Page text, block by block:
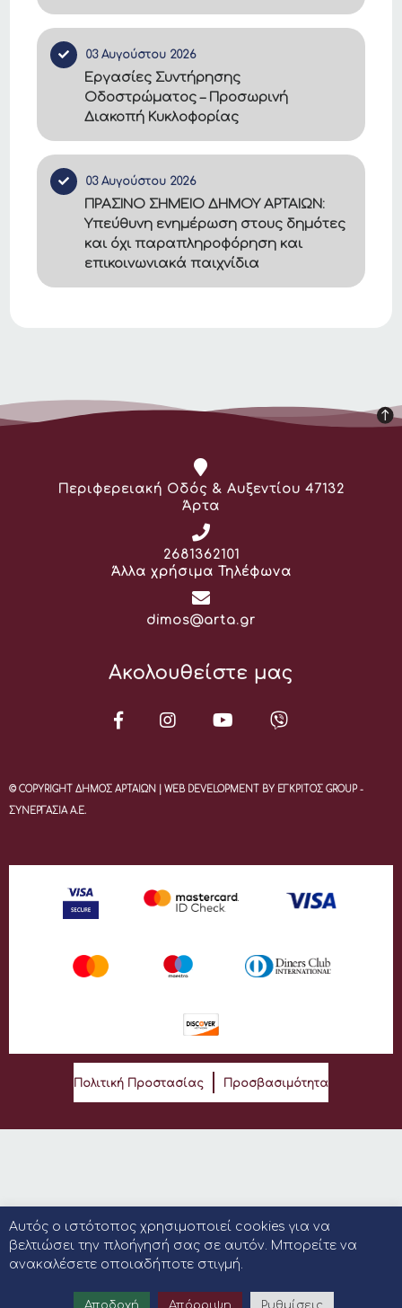
03 Αυγούστου 2026
Εργασίες Συντήρησης
Οδοστρώματος – Προσωρινή
Διακοπή Κυκλοφορίας
03 Αυγούστου 2026
ΠΡΑΣΙΝΟ ΣΗΜΕΙΟ ΔΗΜΟΥ ΑΡΤΑΙΩΝ:
Υπεύθυνη ενημέρωση στους δημότες
και όχι παραπληροφόρηση και
επικοινωνιακά παιχνίδια
Διεύθυνση:
Περιφερειακή Οδός & Αυξεντίου 47132
Άρτα
Τηλέφωνο:
2681362101
Άλλα χρήσιμα Τηλέφωνα
Email:
dimos@arta.gr
Ακολουθείστε μας
© COPYRIGHT ΔΗΜΟΣ ΑΡΤΑΙΩΝ | WEB DEVELOPMENT BY ΕΓΚΡΙΤΟΣ GROUP -
ΣΥΝΕΡΓΑΣΙΑ Α.Ε.
Πολιτική Προστασίας Προσβασιμότητα
Αυτός ο ιστότοπος χρησιμοποιεί cookies για να
βελτιώσει την πλοήγησή σας σε αυτόν. Μπορείτε να
ανακαλέσετε οποιαδήποτε στιγμή.
Αποδοχή Απόρριψη Ρυθμίσεις